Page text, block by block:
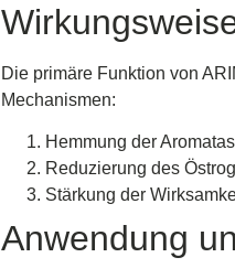
Die primäre Funktion von
Mechanismen:
Hemmung der
Reduzierung des
Stärkung der
Anwendung